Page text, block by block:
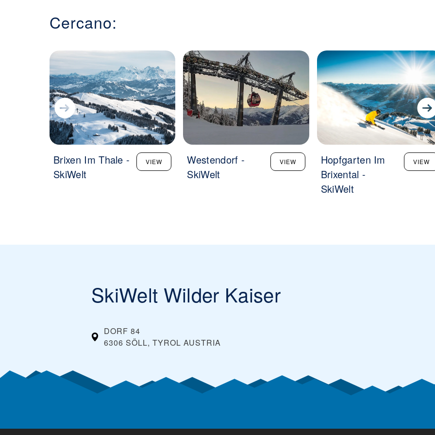
Cercano:
Brixen Im Thale -
SkiWelt
VIEW
Westendorf -
SkiWelt
VIEW
Hopfgarten Im
Brixental -
SkiWelt
VIEW
SkiWelt Wilder Kaiser
DORF 84
6306 SÖLL, TYROL AUSTRIA